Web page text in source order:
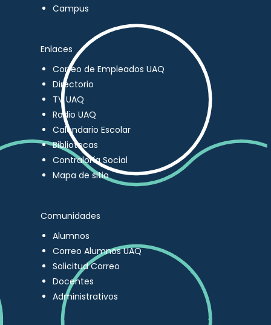
Campus
Enlaces
Correo de Empleados UAQ
Directorio
TV UAQ
Radio UAQ
Calendario Escolar
Bibliotecas
Contraloría Social
Mapa de sitio
Comunidades
Alumnos
Correo Alumnos UAQ
Solicitud Correo
Docentes
Administrativos